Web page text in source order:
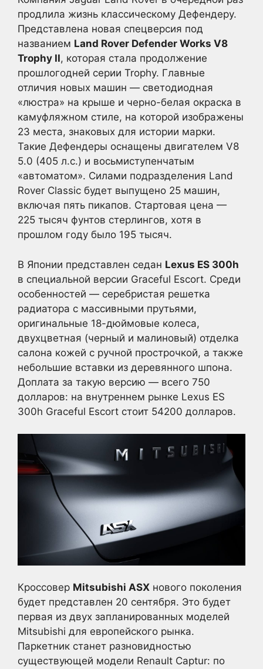
продлила жизнь классическому Дефендеру.
Представлена новая спецверсия под
названием Land Rover Defender Works V8
Trophy II, которая стала продолжение
прошлогодней серии Trophy. Главные
отличия новых машин — светодиодная
«люстра» на крыше и черно-белая окраска в
камуфляжном стиле, на которой изображены
23 места, знаковых для истории марки.
Такие Дефендеры оснащены двигателем V8
5.0 (405 л.с.) и восьмиступенчатым
«автоматом». Силами подразделения Land
Rover Classic будет выпущено 25 машин,
включая пять пикапов. Стартовая цена —
225 тысяч фунтов стерлингов, хотя в
прошлом году было 195 тысяч.
В Японии представлен седан Lexus ES 300h
в специальной версии Graceful Escort. Среди
особенностей — серебристая решетка
радиатора с массивными прутьями,
оригинальные 18-дюймовые колеса,
двухцветная (черный и малиновый) отделка
салона кожей с ручной прострочкой, а также
небольшие вставки из деревянного шпона.
Доплата за такую версию — всего 750
долларов: на внутреннем рынке Lexus ES
300h Graceful Escort стоит 54200 долларов.
Кроссовер Mitsubishi ASX нового поколения
будет представлен 20 сентября. Это будет
первая из двух запланированных моделей
Mitsubishi для европейского рынка.
Паркетник станет разновидностью
существующей модели Renault Captur: по